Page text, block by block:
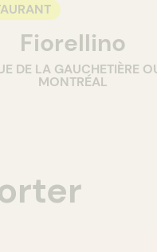
Fiorellino
DE LA GAUCHETIÈRE
MONTRÉAL